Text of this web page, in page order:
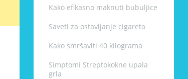
Kako efikasno maknuti bubuljice
Saveti za ostavljanje cigareta
Kako smršaviti 40 kilograma
Simptomi Streptokokne upala
grla